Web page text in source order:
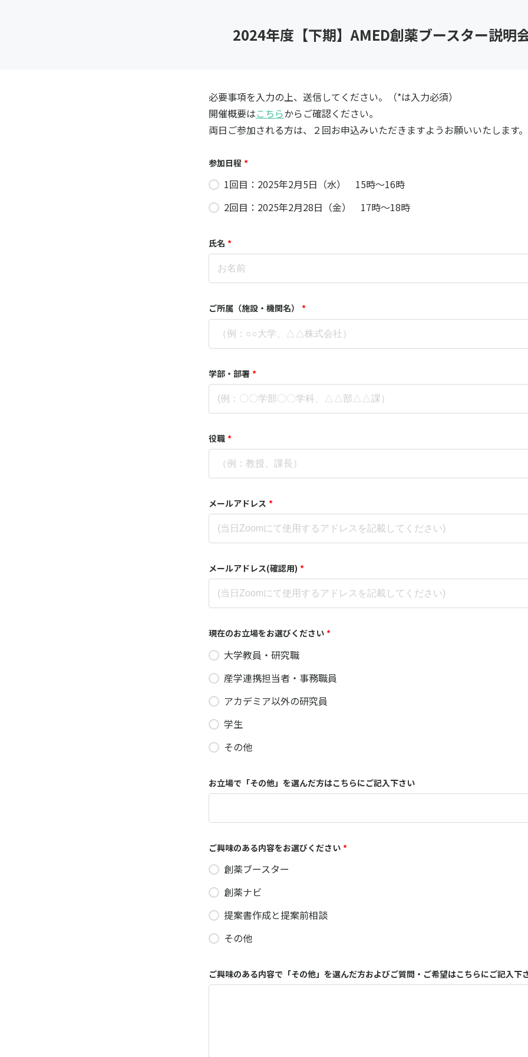
2024年度【下期】AMED創薬ブースター説明
必要事項を入力の上、送信してください。（*は入力必須）
開催概要はこちらからご確認ください。
両日ご参加される方は、２回お申込みいただきますようお願いいたします。
参加日程 *
1回目：2025年2月5日（水） 15時～16時
2回目：2025年2月28日（金） 17時～18時
氏名 *
ご所属（施設・機関名） *
学部・部署 *
役職 *
メールアドレス *
メールアドレス(確認用) *
現在のお立場をお選びください *
大学教員・研究職
産学連携担当者・事務職員
アカデミア以外の研究員
学生
その他
お立場で「その他」を選んだ方はこちらにご記入下さい
ご興味のある内容をお選びください *
創薬ブースター
創薬ナビ
提案書作成と提案前相談
その他
ご興味のある内容で「その他」を選んだ方およびご質問・ご希望はこちらにご記入下